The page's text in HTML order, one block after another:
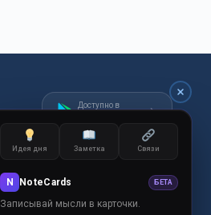
Доступно в
Идея дня Заметка Связи
N NoteCards БЕТА
Записывай мысли в карточки.